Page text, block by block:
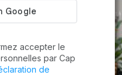
accepter le
par Cap
de